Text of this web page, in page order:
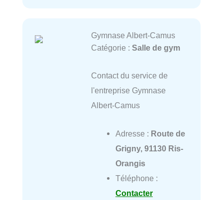
Gymnase Albert-Camus
Catégorie : Salle de gym
Contact du service de
l'entreprise Gymnase
Albert-Camus
Adresse : Route de
Grigny, 91130 Ris-
Orangis
Téléphone :
Contacter